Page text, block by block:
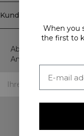
Kundendienst
Abonnieren Sie
Angebote, unsere
When you
the first to